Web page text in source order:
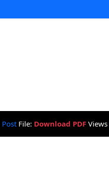
Post File: Download PDF Views